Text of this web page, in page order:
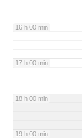
16 h 00 min
17 h 00 min
18 h 00 min
19 h 00 min